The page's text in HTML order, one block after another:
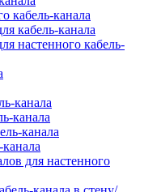
кабель-канала
кабель-канала
настенного кабель-
канала
канала
канала
для настенного